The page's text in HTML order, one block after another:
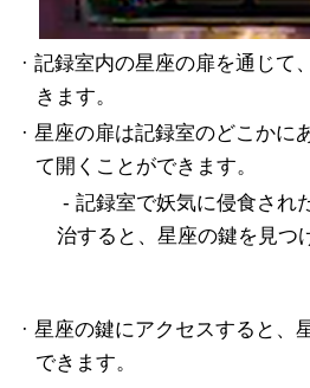
· 記録室内の星座の扉を通じて
きます。
· 星座の扉は記録室のどこかに
て開くことができます。
- 記録室で妖気に侵食され
治すると、星座の鍵を見つ
· 星座の鍵にアクセスすると、
できます。